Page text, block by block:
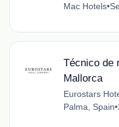
Mac Hotels•
Técnico de
Mallorca
Eurostars
Palma, Spain•